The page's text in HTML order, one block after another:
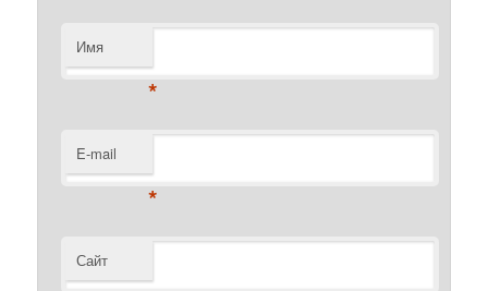
Имя
*
E-mail
*
Сайт